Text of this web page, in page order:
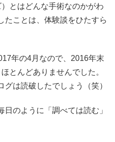
とはどんな手術なのかがわ
たことは、体験談をひたすら
年の4月なので、2016年末
とんどありませんでした。
は読破したでしょう（笑）
のように「調べては読む」